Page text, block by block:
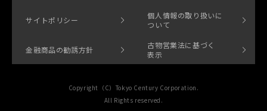
サイトポリシー
個人情報の取り扱いに
ついて
金融商品の勧誘方針
古物営業法に基づく
表示
Copyright（C）Tokyo Century Corporation.
All Rights reserved.